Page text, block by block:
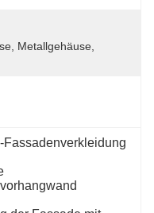
Metallgehäuse,
Fassadenverkleidung